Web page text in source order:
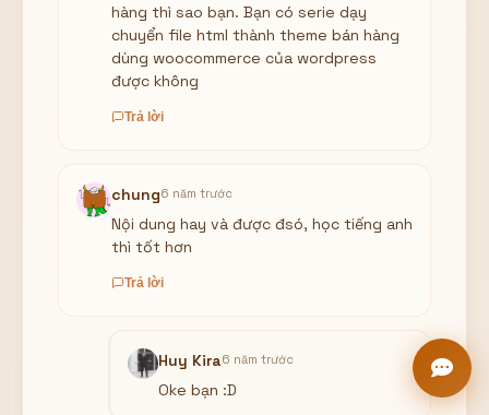
hàng thì sao bạn. Bạn có serie dạy
chuyển file html thành theme bán hàng
dùng woocommerce của wordpress
được không
Trả lời
chung6 năm trước
Nội dung hay và được đsó, học tiếng anh
thì tốt hơn
Trả lời
Huy Kira6 năm trước
Oke bạn :D